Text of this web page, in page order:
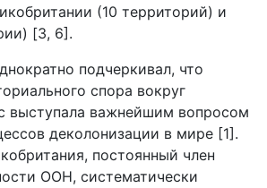
(10 территорий) и
[3, 6].
подчеркивал, что
спора вокруг
выступала важнейшим вопросом
деколонизации в мире [1].
постоянный член
ООН, систематически